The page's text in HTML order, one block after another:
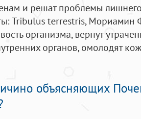
и решат проблемы
Tribulus terrestris, Мориамин
организма, вернут
органов, омолодят
объясняющих